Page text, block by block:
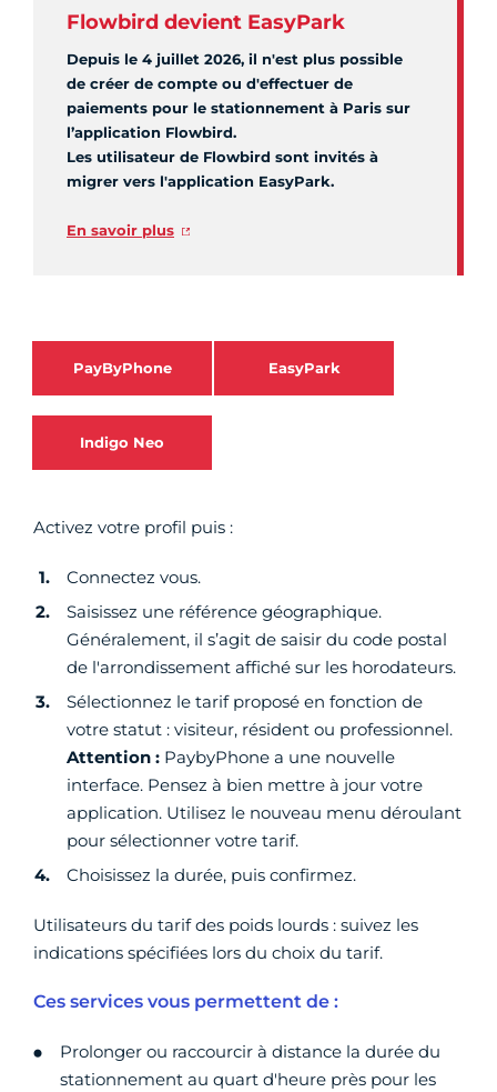
Flowbird devient EasyPark
Depuis le 4 juillet 2026, il n'est plus possible
de créer de compte ou d'effectuer de
paiements pour le stationnement à Paris sur
l’application Flowbird.
Les utilisateur de Flowbird sont invités à
migrer vers l'application EasyPark.
En savoir plus
PayByPhone EasyPark
Indigo Neo
Activez votre profil puis :
Connectez vous.
Saisissez une référence géographique.
Généralement, il s’agit de saisir du code postal
de l'arrondissement affiché sur les horodateurs.
Sélectionnez le tarif proposé en fonction de
votre statut : visiteur, résident ou professionnel.
Attention : PaybyPhone a une nouvelle
interface. Pensez à bien mettre à jour votre
application. Utilisez le nouveau menu déroulant
pour sélectionner votre tarif.
Choisissez la durée, puis confirmez.
Utilisateurs du tarif des poids lourds : suivez les
indications spécifiées lors du choix du tarif.
Ces services vous permettent de :
Prolonger ou raccourcir à distance la durée du
stationnement au quart d'heure près pour les